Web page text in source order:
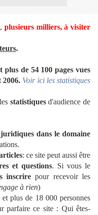
, plusieurs milliers, à visiter
.
de 54 100 pages vues
2006. Voir ici les statistiques
statistiquesd'audience de
dans le domaine
: ce site peut aussi être
et questions. Si vous le
inscrirepour recevoir les
à rien)
plus de 18 000 personnes
parfaire ce site : Qui êtes-